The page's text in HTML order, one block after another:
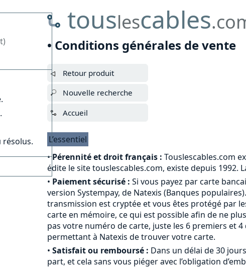
touslescables
• Conditions générales de vente
Retour produit
Nouvelle recherche
Accueil
L’essentiel
•Pérennité et droit français : Touslescables.com
édite le site touslescables.com, existe depuis 1992.
• Paiement sécurisé : Si vous payez par carte
version Systempay, de Natexis (Banques
transmission est cryptée et vous êtes protégé par
carte en mémoire, ce qui est possible afin de ne
pas votre numéro de carte, juste les 6 premiers et
permettant à Natexis de trouver votre carte.
• Satisfait ou remboursé : Dans un délai de 30
part, et cela sans vous piéger avec l’obligation
résolus.